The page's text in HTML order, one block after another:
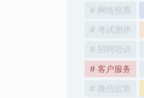
# 网络投票
# 考试测评
# 招聘培训
# 客户服务
# 微信运营